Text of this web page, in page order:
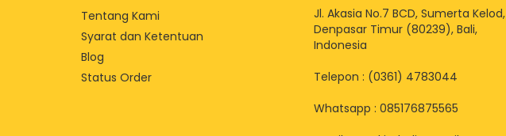
Tentang Kami
Syarat dan Ketentuan
Blog
Status Order
Jl. Akasia No.7 BCD, Sumerta Kelod,
Denpasar Timur (80239), Bali,
Indonesia
Telepon : (0361) 4783044
Whatsapp : 085176875565